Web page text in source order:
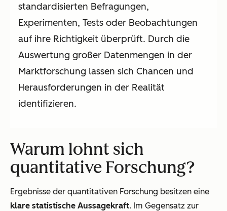
standardisierten Befragungen,
Experimenten, Tests oder Beobachtungen
auf ihre Richtigkeit überprüft. Durch die
Auswertung großer Datenmengen in der
Marktforschung lassen sich Chancen und
Herausforderungen in der Realität
identifizieren.
Warum lohnt sich
quantitative Forschung?
Ergebnisse der quantitativen Forschung besitzen eine
klare statistische Aussagekraft. Im Gegensatz zur